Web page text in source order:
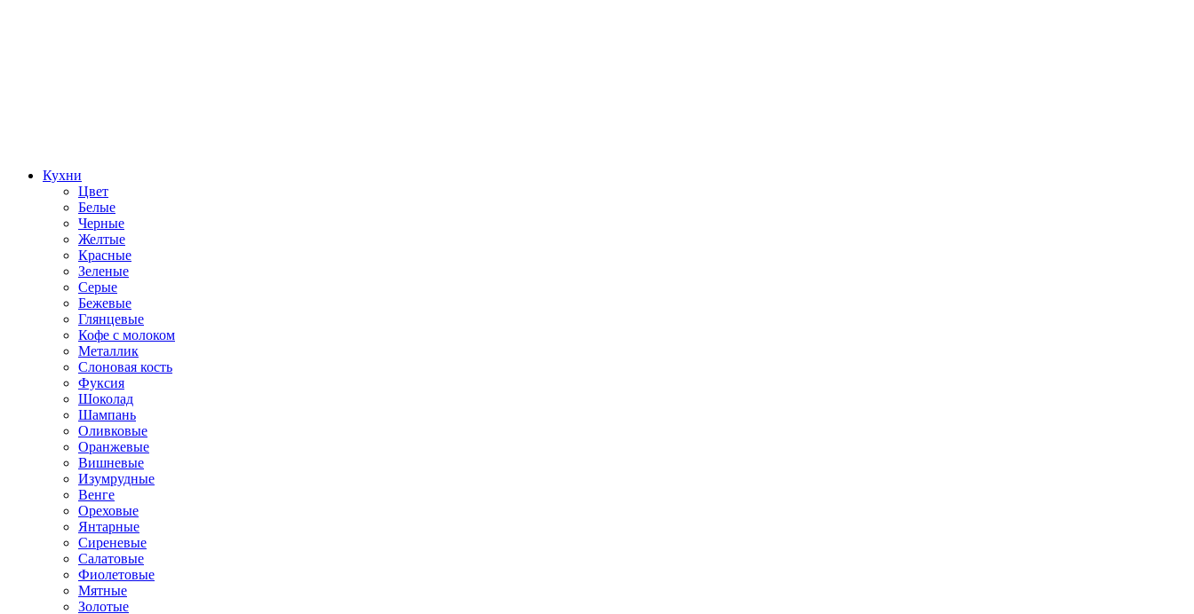
Кухни
Цвет
Белые
Черные
Желтые
Красные
Зеленые
Серые
Бежевые
Глянцевые
Кофе с молоком
Металлик
Слоновая кость
Фуксия
Шоколад
Шампань
Оливковые
Оранжевые
Вишневые
Изумрудные
Венге
Ореховые
Янтарные
Сиреневые
Салатовые
Фиолетовые
Мятные
Золотые